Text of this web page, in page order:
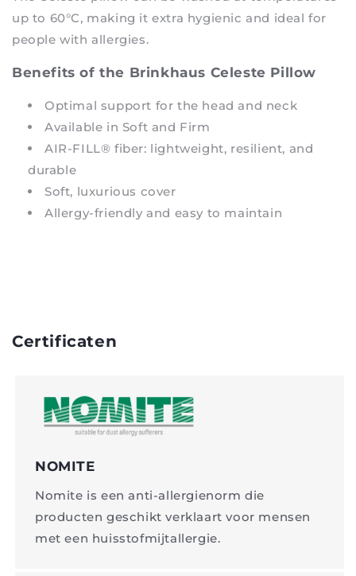
up to 60°C, making it extra hygienic and ideal for
people with allergies.
Benefits of the Brinkhaus Celeste Pillow
Optimal support for the head and neck
Available in Soft and Firm
AIR-FILL® fiber: lightweight, resilient, and
durable
Soft, luxurious cover
Allergy-friendly and easy to maintain
Certificaten
NOMITE
Nomite is een anti-allergienorm die
producten geschikt verklaart voor mensen
met een huisstofmijtallergie.